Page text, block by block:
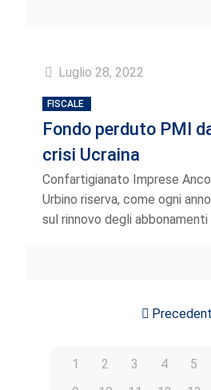
Luglio 28, 2022
FISCALE
Fondo perduto PMI
crisi Ucraina
Confartigianato Imprese
Urbino riserva, come ogni
sul rinnovo degli abbonamenti
1 2 3 4 5